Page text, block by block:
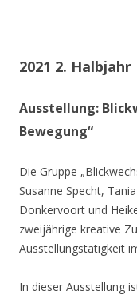
2021 2. Halbjahr
Ausstellung:
Bewegung“
Die Gruppe
Susanne Specht,
Donkervoort und
zweijährige kreative
Ausstellungstätigkeit
In dieser Ausstellung